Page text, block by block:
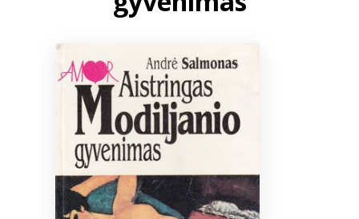
Bibliotekoms
+370 667 80 541
info@elvislab.lt